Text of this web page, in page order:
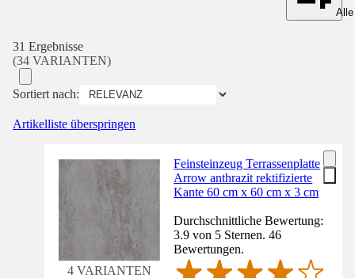
31 Ergebnisse
(34 VARIANTEN)
Sortiert nach:
Artikelliste überspringen
4 VARIANTEN
Feinsteinzeug Terrassenplatte
Arrow anthrazit rektifizierte
Kante 60 cm x 60 cm x 3 cm
Durchschnittliche Bewertung:
3.9 von 5 Sternen. 46
Bewertungen.